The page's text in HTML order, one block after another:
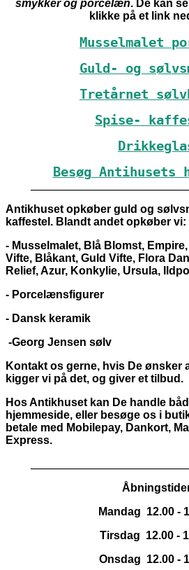
smykker og porcelæn. De kan
klikke på et link
Musselmalet
Guld- og
Tretårnet
Spise-
Besøg Antihusets
Antikhuset opkøber guld og
kaffestel. Blandt andet opkøber vi:
- Musselmalet, Blå Blomst,
Vifte, Blåkant, Guld Vifte, Flora
Relief, Azur, Konkylie, Ursula,
- Porcelænsfigurer
- Dansk keramik
-Georg Jensen sølv
Kontakt os gerne, hvis De ønsker
kigger vi på det, og giver et tilbud.
Hos Antikhuset kan De handle
hjemmeside, eller besøge os i
betale med Mobilepay, Dankort,
Express.
Mandag 12.00 -
Tirsdag 12.00 -
Onsdag 12.00 -